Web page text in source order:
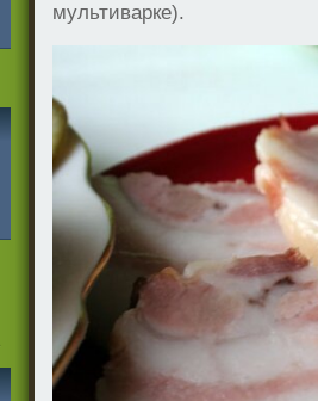
мультиварке).